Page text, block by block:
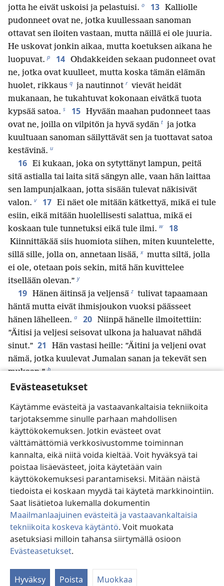
Evästeasetukset
Käytämme evästeitä ja vastaavankaltaisia tekniikoita
tarjotaksemme sinulle parhaan mahdollisen
käyttökokemuksen. Jotkin evästeet ovat
välttämättömiä verkkosivustomme toiminnan
kannalta, eikä niitä voida kieltää. Voit hyväksyä tai
poistaa lisäevästeet, joita käytetään vain
käyttökokemuksesi parantamiseksi. Mitään näistä
tiedoista ei koskaan myydä tai käytetä markkinointiin.
Saat lisätietoa lukemalla dokumentin
Maailmanlaajuinen evästeitä ja vastaavankaltaisia
tekniikoita koskeva käytäntö. Voit muokata
asetuksiasi milloin tahansa siirtymällä osioon
Evästeasetukset.
Hyväksy Poista Muokkaa
jotta he eivät uskoisi ja pelastuisi. o 13 Kalliolle
pudonneet ovat ne, jotka kuullessaan sanoman
ottavat sen iloiten vastaan, mutta näillä ei ole juuria.
He uskovat jonkin aikaa, mutta koetuksen aikana he
luopuvat. p 14 Ohdakkeiden sekaan pudonneet ovat
ne, jotka ovat kuulleet, mutta koska tämän elämän
huolet, rikkaus q ja nautinnot r vievät heidät
mukanaan, he tukahtuvat kokonaan eivätkä tuota
kypsää satoa. s 15 Hyvään maahan pudonneet taas
ovat ne, joilla on vilpitön ja hyvä sydän t ja jotka
kuultuaan sanoman säilyttävät sen ja tuottavat satoa
kestävinä. u
16 Ei kukaan, joka on sytyttänyt lampun, peitä
sitä astialla tai laita sitä sängyn alle, vaan hän laittaa
sen lampunjalkaan, jotta sisään tulevat näkisivät
valon. v 17 Ei näet ole mitään kätkettyä, mikä ei tule
esiin, eikä mitään huolellisesti salattua, mikä ei
koskaan tule tunnetuksi eikä tule ilmi. w 18
Kiinnittäkää siis huomiota siihen, miten kuuntelette,
sillä sille, jolla on, annetaan lisää, x mutta siltä, jolla
ei ole, otetaan pois sekin, mitä hän kuvittelee
itsellään olevan.” y
19 Hänen äitinsä ja veljensä z tulivat tapaamaan
häntä mutta eivät ihmisjoukon vuoksi päässeet
hänen lähelleen. a 20 Niinpä hänelle ilmoitettiin:
”Äitisi ja veljesi seisovat ulkona ja haluavat nähdä
sinut.” 21
Hän vastasi heille: ”Äitini ja veljeni ovat
nämä, jotka kuulevat Jumalan sanan ja tekevät sen
mukaan.” b
22 Eräänä päivänä hän ja hänen opetuslapsensa
järven toiselle puolelle.” Niin he lähtivät vesille. c
23 Heidän purjehtiessaan hän nukahti. Mutta
järvelle syöksyi raju myrskytuuli, ja heidän veneensä
alkoi täyttyä vedellä, niin että se oli vaarassa upota.
Silloin he menivät herättämään hänet ja
sanoivat: ”Opettaja, Opettaja, me kuolemme!” Niin
hän nousi ja nuhteli tuulta ja raivoavaa aallokkoa. Ne
asettuivat, ja tuli tyyni.
25 Sitten hän sanoi heille:
”Missä on teidän uskonne?” Mutta pelko valtasi
heidät, ja he sanoivat toisilleen hyvin
hämmästyneinä: ”Kuka tämä oikein on? Hän käskee
jopa tuulta ja vettä, ja ne tottelevat häntä.”
26 He rantautuivat gerasalaisten alueelle,
on vastapäätä Galileaa. 27 Kun Jeesus oli astunut